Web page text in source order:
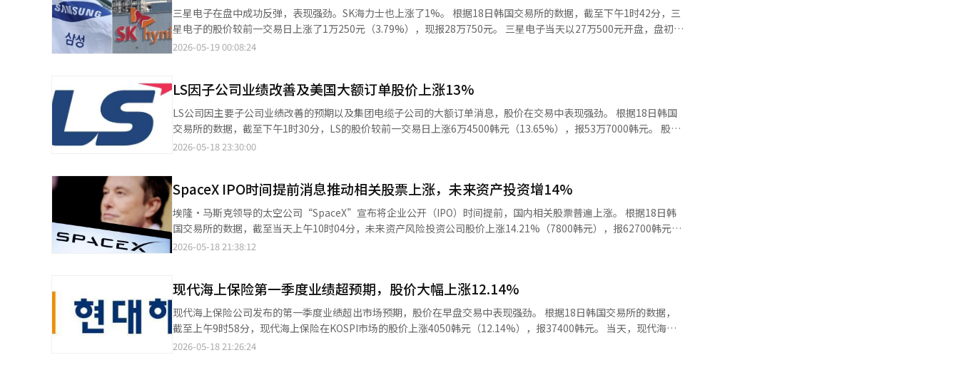
等高附加值产品线扩大业务范围。随着汽车电子化和AI产业的增长，以及数据中心扩建的趋势，市场对其未来的规模
增长和盈利能力改善充满期待。 此外，随着AI产业的扩展，半导体及汽车电子元件市场的增长势头持续，艾斯艾姆蒂
在相关流通和营销业务方面的投资情绪也有所改善。※ 本报道经人工智能（AI）系统翻译与编辑。
三星电子在盘中成功反弹，表现强劲。SK海力士也上涨了1%。 根据18日韩国交易所的数据，截至下午1时42分，三
星电子的股价较前一交易日上涨了1万250元（3.79%），现报28万750元。 三星电子当天以27万500元开盘，盘初表
现疲软，一度跌至26万2000元。随后，随着买盘的涌入，股价成功反弹，盘中一度上涨至28万8500元，显示出回升
转为上涨。 随着两大半导体巨头的反弹，原本疲软的韩国综合股价指数（KOSPI）也恢复至7500点以上，扩大了涨
幅。 不过，市场分析人士指出，波动性加大的可能性依然存在。 未来资产证券公司的研究员徐相英表示：“韩国股
市因个人投资者的积极净买入，指数的下跌幅度大幅缩小”，但他也指出，“整体全球市场的波动性加大是不可避免
的。”※ 本报道经人工智能（AI）系统翻译与编辑。
2026-05-19 00:08:24
LS因子公司业绩改善及美国大额订单股价上涨13%
LS公司因主要子公司业绩改善的预期以及集团电缆子公司的大额订单消息，股价在交易中表现强劲。 根据18日韩国
交易所的数据，截至下午1时30分，LS的股价较前一交易日上涨6万4500韩元（13.65%），报53万7000韩元。 股价
上涨的原因被解读为证券市场对目标股价的上调报告以及集团子公司增长预期的影响。 LS的子公司高温电缆公司当
厂生产的母线槽将优先供应，未来还将通过墨西哥子公司和高温电缆全州工厂扩大供应。 市场普遍预期，随着人工智
能数据中心的扩展，电力基础设施投资的增加将成为LS集团电缆子公司整体中长期增长的动力。 此外，大信证券当
天表示，LS主要子公司的结构性业绩改善已开始显现，目标股价上调37%至63万韩元，维持“买入”评级。大信证
券研究员许敏浩表示：“LS第一季度的营业收入为9万5000亿韩元，营业利润为4761亿韩元，远超市场预期。”他分
析称，LS电缆、LS MnM、LS ELECTRIC、LS I&D等主要子公司的盈利增长是主要原因。 特别是LS电缆的海底电缆
业收入中。”他预测：“从第四季度开始，欧洲出口用的高压直流海底电缆的营业收入将开始显现，业绩将进一步扩
大。”※ 本报道经人工智能（AI）系统翻译与编辑。
2026-05-18 23:30:00
SpaceX IPO时间提前消息推动相关股票上涨，未来资产投资增14%
埃隆·马斯克领导的太空公司“SpaceX”宣布将企业公开（IPO）时间提前，国内相关股票普遍上涨。 根据18日韩
国交易所的数据，截至当天上午10时04分，未来资产风险投资公司股价上涨14.21%（7800韩元），报62700韩元。
此外，Sphere的股价也上涨了3300韩元（7.86%），报45300韩元，未来资产证券的股价上涨0.86%（600韩元），
元（约合15万亿韩元）。 美国IT专业媒体《信息》在16日（当地时间）援引多位消息人士的说法，黑石集团正在讨
论通过其管理的5360亿美元规模的主动基金，在SpaceX上市过程中进行50亿至100亿美元的股权投资。 SpaceX正在
进行卫星互联网业务“Starlink”和大型宇宙飞船Starship项目，最近还收购了马斯克领导的人工智能初创公司xAI，
正在开展AI业务。※ 本报道经人工智能（AI）系统翻译与编辑。
2026-05-18 21:38:12
现代海上保险第一季度业绩超预期，股价大幅上涨12.14%
现代海上保险公司发布的第一季度业绩超出市场预期，股价在早盘交易中表现强劲。 根据18日韩国交易所的数据，
截至上午9时58分，现代海上保险在KOSPI市场的股价上涨4050韩元（12.14%），报37400韩元。 当天，现代海上
保险以33450韩元开盘，盘中一度上涨至37650韩元，显示出强劲的上涨趋势。 市场分析认为，第一季度的良好业绩
2026-05-18 21:26:24